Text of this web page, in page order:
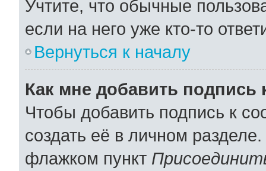
Учтите, что обычные
если на него уже кто-то
Вернуться к началу
Как мне добавить
Чтобы добавить подпись к
создать её в личном
флажком пункт